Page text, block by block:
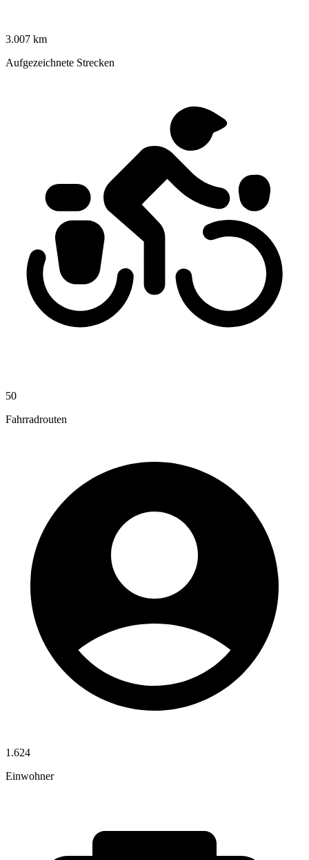
3.007 km
Aufgezeichnete Strecken
50
Fahrradrouten
1.624
Einwohner